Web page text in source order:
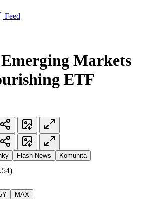
Feed
Markets
ETF
Flash News Komunita
MAX